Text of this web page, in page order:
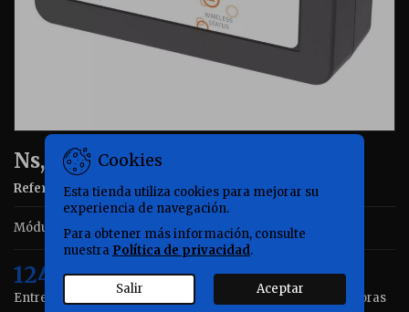
Ns, mxm - mobius module
ReferenciaNS251488 MarcaNeptune Systems
Módulo de control inalámbrico MXM Mobius.
124,85 € Impuestos incluidos
Entrega: península 24 a 48 horas Resto de zonas 48 a 72 horas
Cookies
Esta tienda utiliza cookies para mejorar su
experiencia de navegación.
Para obtener más información, consulte
nuestra Política de privacidad.
Salir Aceptar